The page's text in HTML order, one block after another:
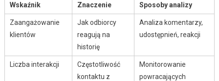
Wskaźnik Znaczenie Sposoby analizy
Zaangażowanie
klientów
Jak odbiorcy
reagują na
historię
Analiza komentarzy,
udostępnień, reakcji
Liczba interakcji
Częstotliwość
kontaktu z
Monitorowanie
powracających